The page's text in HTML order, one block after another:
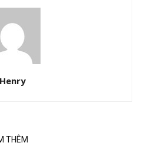
Henry
THÊM